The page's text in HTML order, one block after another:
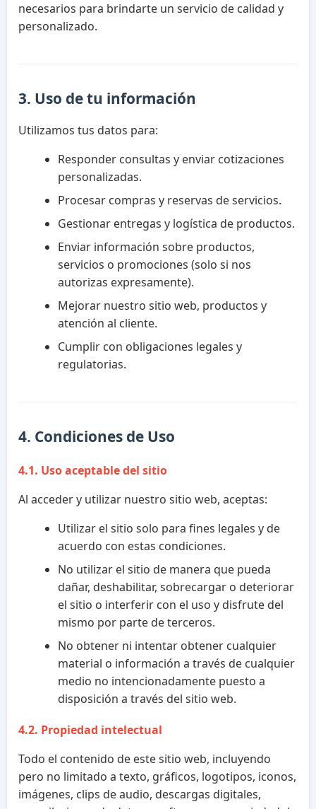
necesarios para brindarte un servicio de calidad y
personalizado.
3. Uso de tu información
Utilizamos tus datos para:
Responder consultas y enviar cotizaciones
personalizadas.
Procesar compras y reservas de servicios.
Gestionar entregas y logística de productos.
Enviar información sobre productos,
servicios o promociones (solo si nos
autorizas expresamente).
Mejorar nuestro sitio web, productos y
atención al cliente.
Cumplir con obligaciones legales y
regulatorias.
4. Condiciones de Uso
4.1. Uso aceptable del sitio
Al acceder y utilizar nuestro sitio web, aceptas:
Utilizar el sitio solo para fines legales y de
acuerdo con estas condiciones.
No utilizar el sitio de manera que pueda
dañar, deshabilitar, sobrecargar o deteriorar
el sitio o interferir con el uso y disfrute del
mismo por parte de terceros.
No obtener ni intentar obtener cualquier
material o información a través de cualquier
medio no intencionadamente puesto a
disposición a través del sitio web.
4.2. Propiedad intelectual
Todo el contenido de este sitio web, incluyendo
pero no limitado a texto, gráficos, logotipos, iconos,
imágenes, clips de audio, descargas digitales,